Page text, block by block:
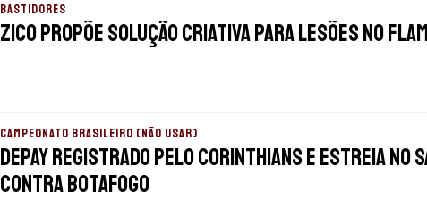
BASTIDORES
Zico propõe solução criativa para lesões no
CAMPEONATO BRASILEIRO (NÃO USAR)
Depay registrado pelo Corinthians e estreia no
contra Botafogo